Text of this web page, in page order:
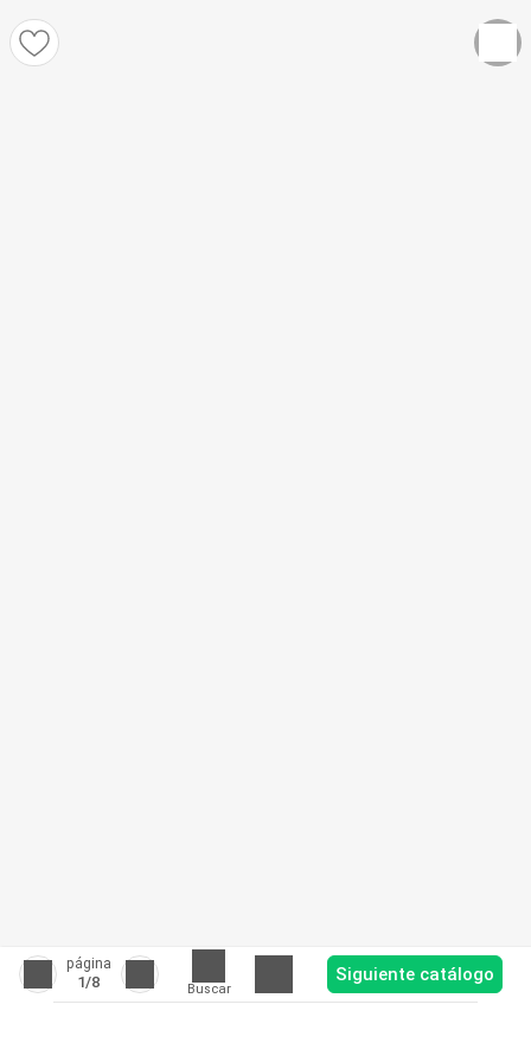
página
1/8 Buscar
Siguiente catálogo